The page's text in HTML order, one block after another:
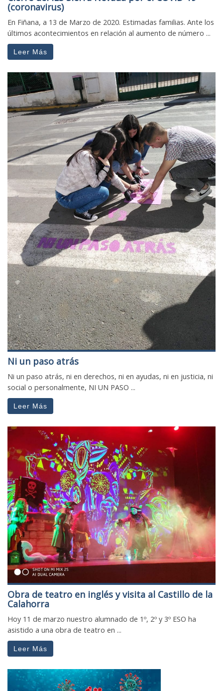
(coronavirus)
En Fiñana, a 13 de Marzo de 2020. Estimadas familias. Ante los
últimos acontecimientos en relación al aumento de número ...
Leer Más
Ni un paso atrás
Ni un paso atrás, ni en derechos, ni en ayudas, ni en justicia, ni
social o personalmente, NI UN PASO ...
Leer Más
Obra de teatro en inglés y visita al Castillo de la
Calahorra
Hoy 11 de marzo nuestro alumnado de 1º, 2º y 3º ESO ha
asistido a una obra de teatro en ...
Leer Más